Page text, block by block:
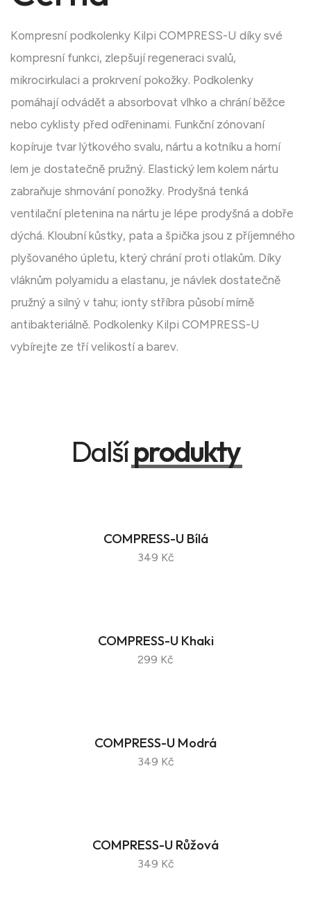
Kompresní podkolenky Kilpi COMPRESS-U díky své
kompresní funkci, zlepšují regeneraci svalů,
mikrocirkulaci a prokrvení pokožky. Podkolenky
pomáhají odvádět a absorbovat vlhko a chrání běžce
nebo cyklisty před odřeninami. Funkční zónovaní
kopíruje tvar lýtkového svalu, nártu a kotníku a horní
lem je dostatečně pružný. Elastický lem kolem nártu
zabraňuje shrnování ponožky. Prodyšná tenká
ventilační pletenina na nártu je lépe prodyšná a dobře
dýchá. Kloubní kůstky, pata a špička jsou z příjemného
plyšovaného úpletu, který chrání proti otlakům. Díky
vláknům polyamidu a elastanu, je návlek dostatečně
pružný a silný v tahu; ionty stříbra působí mírně
antibakteriálně. Podkolenky Kilpi COMPRESS-U
vybírejte ze tří velikostí a barev.
Dalšíprodukty
COMPRESS-U Bílá
349 Kč
COMPRESS-U Khaki
299 Kč
COMPRESS-U Modrá
349 Kč
COMPRESS-U Růžová
349 Kč